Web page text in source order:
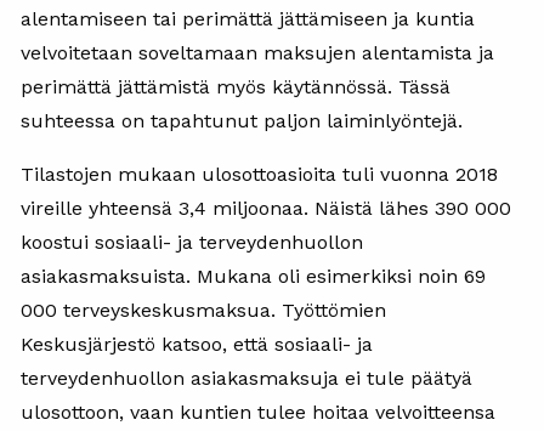
alentamiseen tai perimättä jättämiseen ja kuntia
velvoitetaan soveltamaan maksujen alentamista ja
perimättä jättämistä myös käytännössä. Tässä
suhteessa on tapahtunut paljon laiminlyöntejä.
Tilastojen mukaan ulosottoasioita tuli vuonna 2018
vireille yhteensä 3,4 miljoonaa. Näistä lähes 390 000
koostui sosiaali- ja terveydenhuollon
asiakasmaksuista. Mukana oli esimerkiksi noin 69
000 terveyskeskusmaksua. Työttömien
Keskusjärjestö katsoo, että sosiaali- ja
terveydenhuollon asiakasmaksuja ei tule päätyä
ulosottoon, vaan kuntien tulee hoitaa velvoitteensa